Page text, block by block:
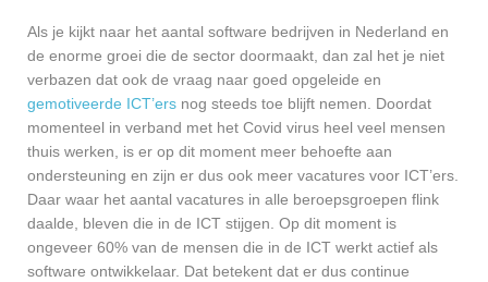
Als je kijkt naar het aantal software bedrijven in Nederland en
de enorme groei die de sector doormaakt, dan zal het je niet
verbazen dat ook de vraag naar goed opgeleide en
gemotiveerde ICT’ers nog steeds toe blijft nemen. Doordat
momenteel in verband met het Covid virus heel veel mensen
thuis werken, is er op dit moment meer behoefte aan
ondersteuning en zijn er dus ook meer vacatures voor ICT’ers.
Daar waar het aantal vacatures in alle beroepsgroepen flink
daalde, bleven die in de ICT stijgen. Op dit moment is
ongeveer 60% van de mensen die in de ICT werkt actief als
software ontwikkelaar. Dat betekent dat er dus continue